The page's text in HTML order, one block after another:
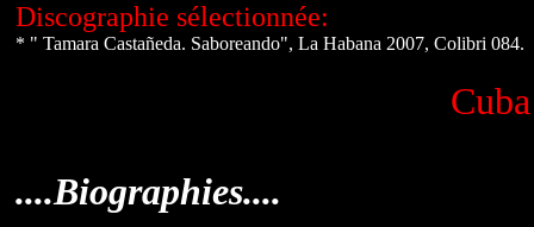
Discographie sélectionnée:
* " Tamara Castañeda. Saboreando", La Habana 2007, Colibri 084.
....Biographies....